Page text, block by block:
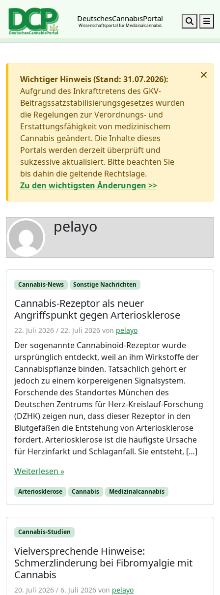
DeutschesCannabisPortal
Wissenschaftsportal für Medizinalcannabis Search
×
Wichtiger Hinweis (Stand: 31.07.2026):
Aufgrund des Inkrafttretens des GKV-
Beitragssatzstabilisierungsgesetzes wurden
die Regelungen zur Verordnungs- und
Erstattungsfähigkeit von medizinischem
Cannabis geändert. Die Inhalte dieses
Portals werden derzeit überprüft und
sukzessive aktualisiert. Bitte beachten Sie
bis dahin die geltende Rechtslage.
Zu den wichtigsten Änderungen >>
pelayo
Cannabis-News Sonstige Nachrichten
Cannabis-Rezeptor als neuer
Angriffspunkt gegen Arteriosklerose
22. Juli 2026 / 22. Juli 2026 von pelayo
Der sogenannte Cannabinoid-Rezeptor wurde
ursprünglich entdeckt, weil an ihm Wirkstoffe der
Cannabispflanze binden. Tatsächlich gehört er
jedoch zu einem körpereigenen Signalsystem.
Forschende des Standortes München des
Deutschen Zentrums für Herz-Kreislauf-Forschung
(DZHK) zeigen nun, dass dieser Rezeptor in den
Blutgefäßen die Entstehung von Arteriosklerose
fördert. Arteriosklerose ist die häufigste Ursache
für Herzinfarkt und Schlaganfall. Sie entsteht, […]
Weiterlesen »
Arteriosklerose Cannabis Medizinalcannabis
Cannabis-Studien
Vielversprechende Hinweise:
Schmerzlinderung bei Fibromyalgie mit
Cannabis
20. Juli 2026 / 6. Juli 2026 von pelayo